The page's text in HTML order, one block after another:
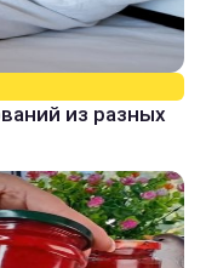
из разных